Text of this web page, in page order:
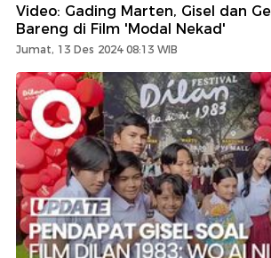
Video: Gading Marten, Gisel dan
Bareng di Film 'Modal Nekad'
Jumat, 13 Des 2024 08:13 WIB